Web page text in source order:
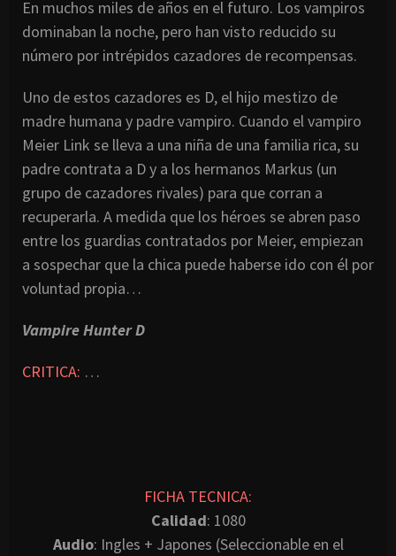
En muchos miles de años en el futuro. Los vampiros
dominaban la noche, pero han visto reducido su
número por intrépidos cazadores de recompensas.
Uno de estos cazadores es D, el hijo mestizo de
madre humana y padre vampiro. Cuando el vampiro
Meier Link se lleva a una niña de una familia rica, su
padre contrata a D y a los hermanos Markus (un
grupo de cazadores rivales) para que corran a
recuperarla. A medida que los héroes se abren paso
entre los guardias contratados por Meier, empiezan
a sospechar que la chica puede haberse ido con él por
voluntad propia…
Vampire Hunter D
CRITICA: …
FICHA TECNICA:
Calidad: 1080
Audio: Ingles + Japones (Seleccionable en el